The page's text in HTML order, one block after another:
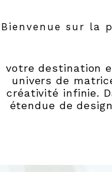
Bienvenue sur la
votre destination
univers de
créativité infinie.
étendue de